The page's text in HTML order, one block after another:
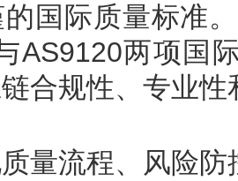
国际质量标准
AS9120两项国
合规性、专业
量流程、风险